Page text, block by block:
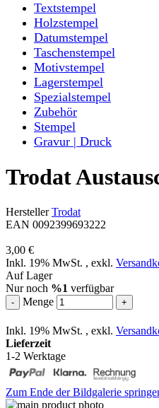
Textstempel
Holzstempel
Datumstempel
Taschenstempel
Motivstempel
Lagerstempel
Spezialstempel
Zubehör
Stempel
Gravur | Druck
Trodat
HerstellerTrodat
EAN 0092399693222
3,00 €
Inkl. 19% MwSt. , exkl.
Auf Lager
Nur noch %1 verfügbar
- Menge +
Inkl. 19% MwSt. , exkl.
Lieferzeit
1-2 Werktage
Zum Ende der Bildgalerie